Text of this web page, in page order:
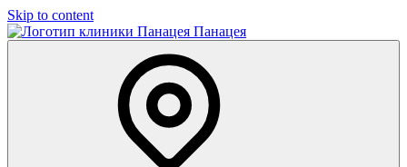
Skip to content
Панацея